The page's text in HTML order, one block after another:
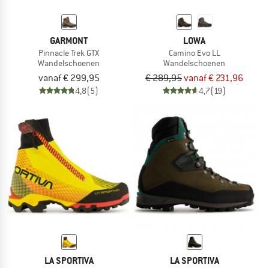
GARMONT
Pinnacle Trek GTX
Wandelschoenen
vanaf € 299,95
4,8(5)
LOWA
Camino Evo LL
Wandelschoenen
€ 289,95vanaf € 231,96
4,7(19)
LA SPORTIVA LA SPORTIVA